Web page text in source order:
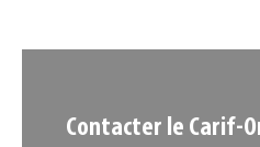
Contacter le Carif-